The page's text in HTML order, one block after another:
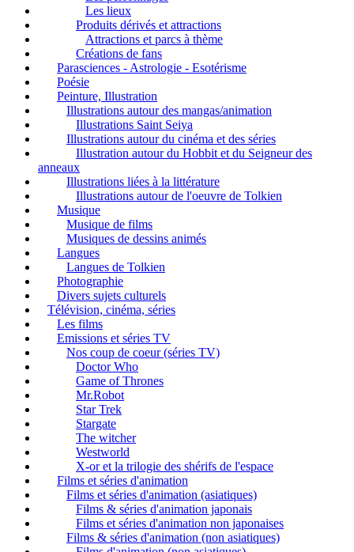
Les lieux
Produits dérivés et attractions
Attractions et parcs à thème
Créations de fans
Parasciences - Astrologie - Esotérisme
Poésie
Peinture, Illustration
Illustrations autour des mangas/animation
Illustrations Saint Seiya
Illustrations autour du cinéma et des séries
Illustration autour du Hobbit et du Seigneur des
anneaux
Illustrations liées à la littérature
Illustrations autour de l'oeuvre de Tolkien
Musique
Musique de films
Musiques de dessins animés
Langues
Langues de Tolkien
Photographie
Divers sujets culturels
Télévision, cinéma, séries
Les films
Emissions et séries TV
Nos coup de coeur (séries TV)
Doctor Who
Game of Thrones
Mr.Robot
Star Trek
Stargate
The witcher
Westworld
X-or et la trilogie des shérifs de l'espace
Films et séries d'animation
Films et séries d'animation (asiatiques)
Films & séries d'animation japonais
Films et séries d'animation non japonaises
Films & séries d'animation (non asiatiques)